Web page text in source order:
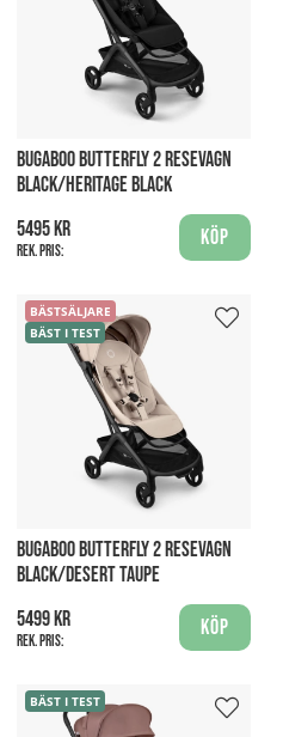
BUGABOO BUTTERFLY 2 RESEVAGN
BLACK/HERITAGE BLACK
5495 kr
Rek. pris:
Köp
BÄSTSÄLJARE
BÄST I TEST
BUGABOO BUTTERFLY 2 RESEVAGN
BLACK/DESERT TAUPE
5499 kr
Rek. pris:
Köp
BÄST I TEST